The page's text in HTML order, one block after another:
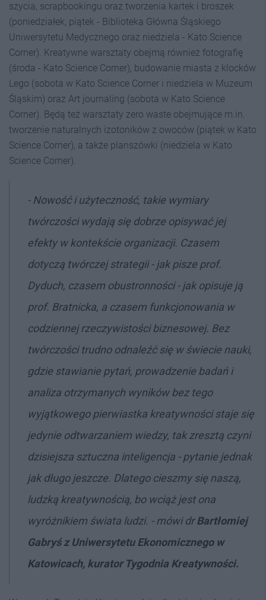
szycia, scrapbookingu oraz tworzenia kartek i broszek
(poniedziałek, piątek - Biblioteka Główna Śląskiego
Uniwersytetu Medycznego oraz niedziela - Kato Science
Corner). Kreatywne warsztaty obejmą również fotografię
(środa - Kato Science Corner), budowanie miasta z klocków
Lego (sobota w Kato Science Corner i niedziela w Muzeum
Śląskim) oraz Art journaling (sobota w Kato Science
Corner). Będą też warsztaty zero waste obejmujące m.in.
tworzenie naturalnych izotoników z owoców (piątek w Kato
Science Corner), a także planszówki (niedziela w Kato
Science Corner).
- Nowość i użyteczność, takie wymiary
twórczości wydają się dobrze opisywać jej
efekty w kontekście organizacji. Czasem
dotyczą twórczej strategii - jak pisze prof.
Dyduch, czasem obustronności - jak opisuje ją
prof. Bratnicka, a czasem funkcjonowania w
codziennej rzeczywistości biznesowej. Bez
twórczości trudno odnaleźć się w świecie nauki,
gdzie stawianie pytań, prowadzenie badań i
analiza otrzymanych wyników bez tego
wyjątkowego pierwiastka kreatywności staje się
jedynie odtwarzaniem wiedzy, tak zresztą czyni
dzisiejsza sztuczna inteligencja - pytanie jednak
jak długo jeszcze. Dlatego cieszmy się naszą,
ludzką kreatywnością, bo wciąż jest ona
wyróżnikiem świata ludzi. - mówi drBartłomiej
Gabryś z Uniwersytetu Ekonomicznego w
Katowicach, kurator Tygodnia Kreatywności.